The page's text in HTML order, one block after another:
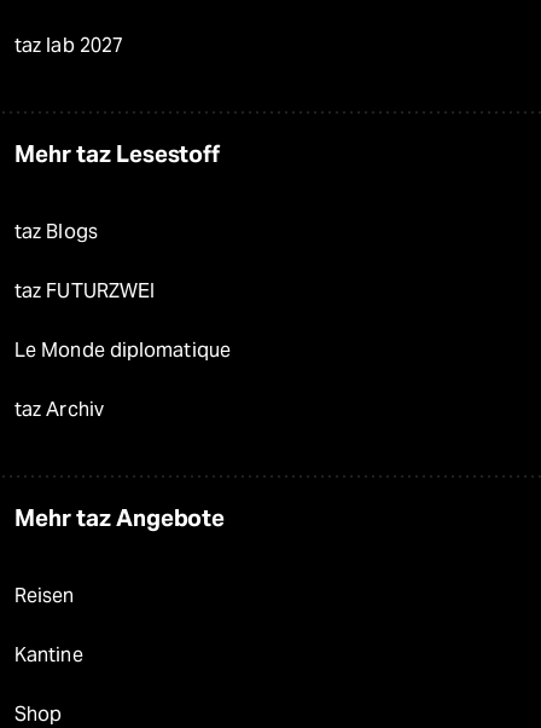
taz lab 2027
Mehr taz Lesestoff
taz Blogs
taz FUTURZWEI
Le Monde diplomatique
taz Archiv
Mehr taz Angebote
Reisen
Kantine
Shop